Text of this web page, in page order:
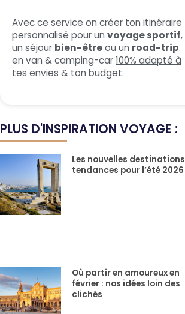
Avec ce service on créer ton itinéraire
personnalisé pour un voyage sportif,
un séjour bien-êtreou un road-trip
en van & camping-car100% adapté à
tes envies & ton budget.
PLUS D'INSPIRATION VOYAGE :
Les nouvelles destinations
tendances pour l’été 2026
Où partir en amoureux en
février : nos idées loin des
clichés